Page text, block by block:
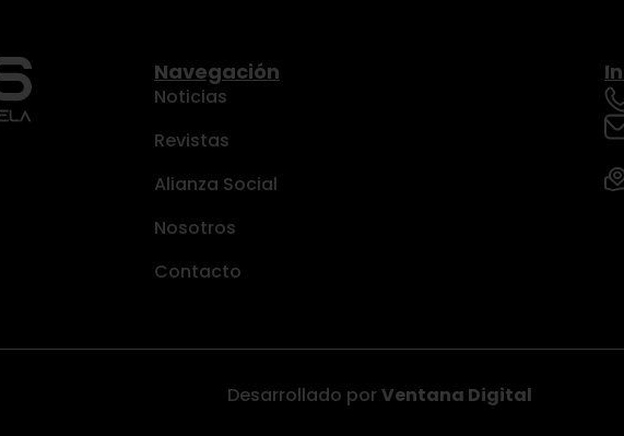
Navegación
Noticias
Revistas
Alianza Social
Nosotros
Contacto
Desarrollado porVentana Digital